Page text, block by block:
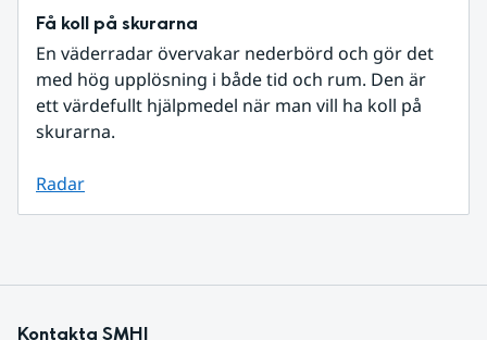
Få koll på skurarna
En väderradar övervakar nederbörd och gör det
med hög upplösning i både tid och rum. Den är
ett värdefullt hjälpmedel när man vill ha koll på
skurarna.
Radar
Kontakta SMHI